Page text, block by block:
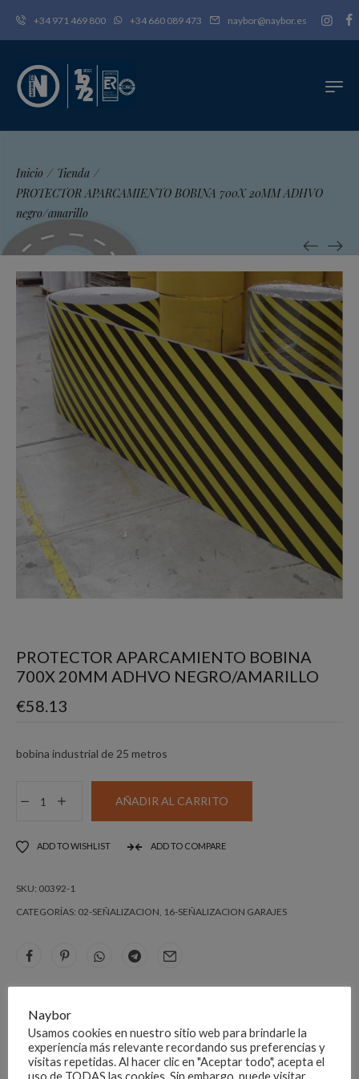
+34 971 469 800 +34 660 089 473 naybor@naybor.es
Inicio / Tienda /
PROTECTOR APARCAMIENTO BOBINA 700X 20MM ADHVO
negro/amarillo
PROTECTOR APARCAMIENTO BOBINA
700X 20MM ADHVO NEGRO/AMARILLO
€58.13
bobina industrial de 25 metros
700X
ADHVO
negro/amarillo
AÑADIR AL CARRITO
ADD TO WISHLIST ADD TO COMPARE
SKU: 00392-1
CATEGORÍAS: 02-SEÑALIZACION, 16-SEÑALIZACION GARAJES
BOBINA 700M ANCHO X ESPESOR 20MM ADHVO
negro/amarillo.
Naybor
Usamos cookies en nuestro sitio web para brindarle la
experiencia más relevante recordando sus preferencias y
visitas repetidas. Al hacer clic en "Aceptar todo", acepta el
uso de TODAS las cookies. Sin embargo, puede visitar